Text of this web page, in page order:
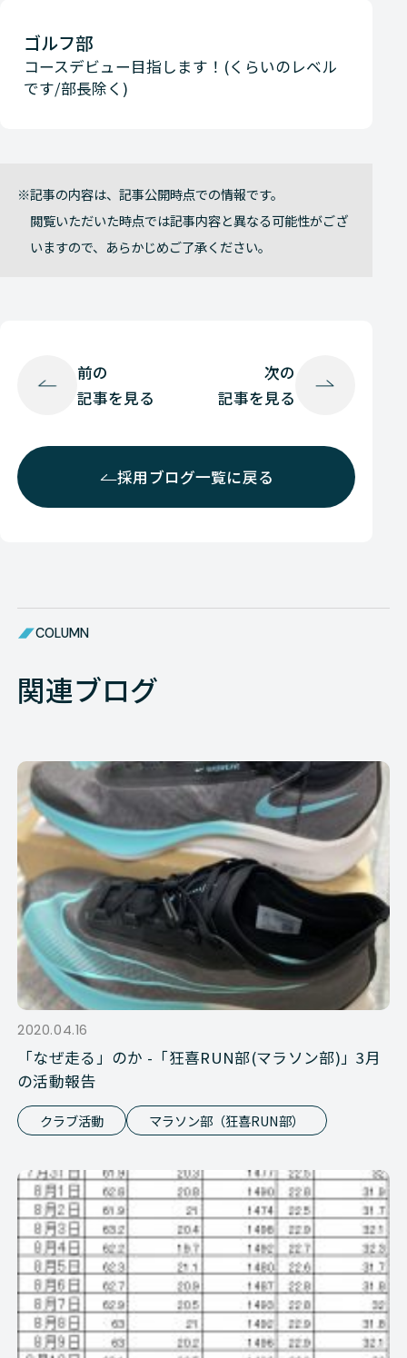
ゴルフ部
コースデビュー目指します！(くらいのレベル
です/部長除く)
記事の内容は、記事公開時点での情報です。
閲覧いただいた時点では記事内容と異なる可能性がござ
いますので、あらかじめご了承ください。
前の
記事を見る
採用ブログ一覧に戻る
次の
記事を見る
COLUMN
関連ブログ
2020.04.16
「なぜ走る」のか -「狂喜RUN部(マラソン部)」3月
の活動報告
クラブ活動 マラソン部（狂喜RUN部）